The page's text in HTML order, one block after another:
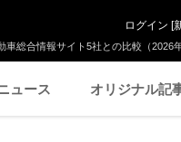
総合情報サイト5社との比較（2026
ログイン [
ュース オリジナル記